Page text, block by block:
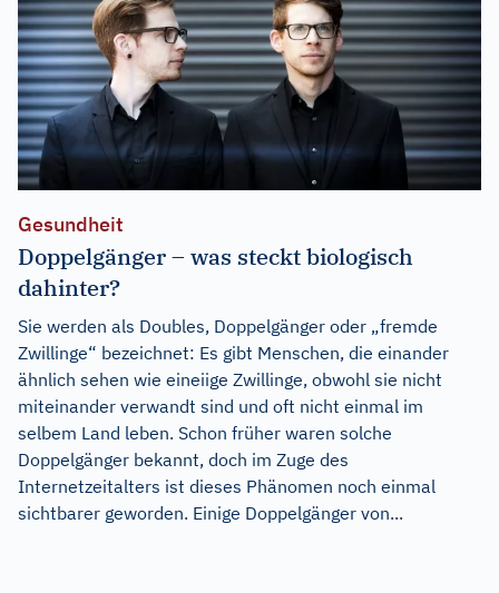
Gesundheit
Doppelgänger – was steckt biologisch
dahinter?
Sie werden als Doubles, Doppelgänger oder „fremde
Zwillinge“ bezeichnet: Es gibt Menschen, die einander
ähnlich sehen wie eineiige Zwillinge, obwohl sie nicht
miteinander verwandt sind und oft nicht einmal im
selbem Land leben. Schon früher waren solche
Doppelgänger bekannt, doch im Zuge des
Internetzeitalters ist dieses Phänomen noch einmal
sichtbarer geworden. Einige Doppelgänger von...